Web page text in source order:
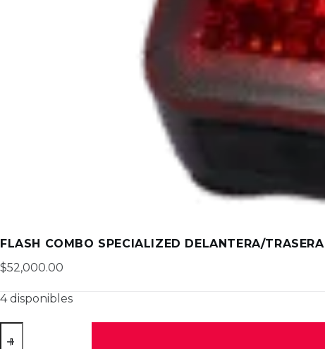
FLASH COMBO SPECIALIZED DELANTERA/TRASERA
$52,000.00
4 disponibles
FLASH
COMBO